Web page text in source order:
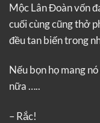
Mộc Lân Đoàn vốn
cuối cùng cũng thở
đều tan biến trong
Nếu bọn họ mang
nữa …..
– Rắc!